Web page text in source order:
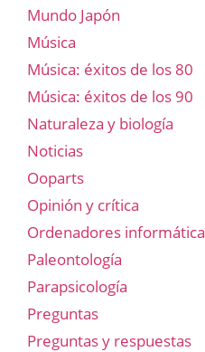
Mundo Japón
Música
Música: éxitos de los 80
Música: éxitos de los 90
Naturaleza y biología
Noticias
Ooparts
Opinión y crítica
Ordenadores informática
Paleontología
Parapsicología
Preguntas
Preguntas y respuestas